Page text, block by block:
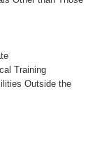
Training
Outside the